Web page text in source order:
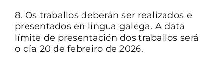
8. Os traballos deberán ser realizados e
presentados en lingua galega. A data
límite de presentación dos traballos será
o día 20 de febreiro de 2026.